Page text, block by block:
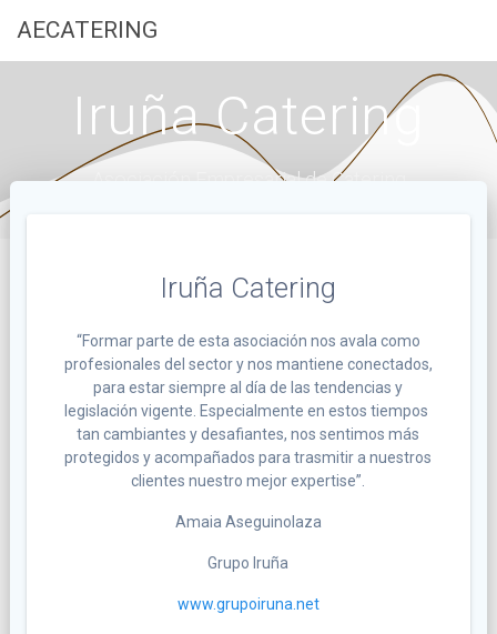
AECATERING
Iruña Catering
Asociación Empresarial de Catering
Iruña Catering
“Formar parte de esta asociación nos avala como
profesionales del sector y nos mantiene conectados,
para estar siempre al día de las tendencias y
legislación vigente. Especialmente en estos tiempos
tan cambiantes y desafiantes, nos sentimos más
protegidos y acompañados para trasmitir a nuestros
clientes nuestro mejor expertise”.
Amaia Aseguinolaza
Grupo Iruña
www.grupoiruna.net